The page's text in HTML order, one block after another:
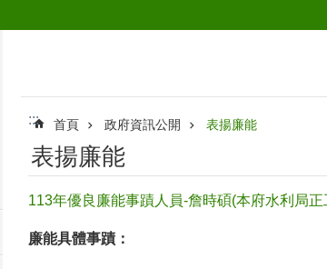
::: 首頁 政府資訊公開 表揚廉能
表揚廉能
113年優良廉能事蹟人員-詹時碩(本府水利局正
廉能具體事蹟：